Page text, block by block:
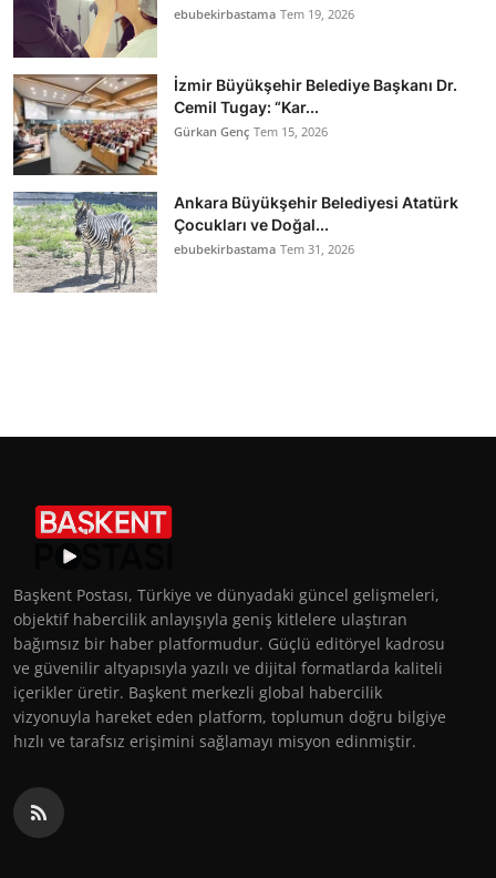
ebubekirbastama Tem 19, 2026
İzmir Büyükşehir Belediye Başkanı Dr.
Cemil Tugay: “Kar...
Gürkan Genç Tem 15, 2026
Ankara Büyükşehir Belediyesi Atatürk
Çocukları ve Doğal...
ebubekirbastama Tem 31, 2026
Başkent Postası, Türkiye ve dünyadaki güncel gelişmeleri,
objektif habercilik anlayışıyla geniş kitlelere ulaştıran
bağımsız bir haber platformudur. Güçlü editöryel kadrosu
ve güvenilir altyapısıyla yazılı ve dijital formatlarda kaliteli
içerikler üretir. Başkent merkezli global habercilik
vizyonuyla hareket eden platform, toplumun doğru bilgiye
hızlı ve tarafsız erişimini sağlamayı misyon edinmiştir.